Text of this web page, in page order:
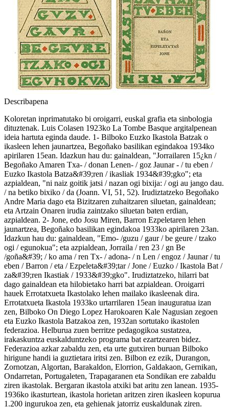
Describapena
Koloretan inprimatutako bi oroigarri, euskal grafia eta sinbologia
dituztenak. Luis Colasen 1923ko La Tombe Basque argitalpenean
ideia hartuta eginda daude. 1- Bilboko Euzko Ikastola Batzak o
ikasleen lehen jaunartzea, Begoñako basilikan egindakoa 1934ko
apirilaren 15ean. Idazkun hau du: gainaldean, "Jorrailaren 15¿kn /
Begoñako Amaren Txa- / donan Lenen- / goz Jaunar - / tu eben /
Euzko Ikastola Batza&#39;ren / ikasliak 1934&#39;gko"; eta
azpialdean, "ni naiz goitik jatsi / nazan ogi bixija: / ogi au jango dau.
/ na betiko bixiko / da (Joann. VI, 51, 52). Irudiztatzeko Begoñako
Andre Maria dago eta Bizitzaren zuhaitzaren siluetan, gainaldean;
eta Artzain Onaren irudia zaintzako siluetan baten erdian,
azpialdean. 2- Jone, edo Josu Miren, Barron Ezpeletaren lehen
jaunartzea, Begoñako basilikan egindakoa 1933ko apirilaren 23an.
Idazkun hau du: gainaldean, "Emo- /guzu / gaur / be geure / tzako
ogi / egunokua"; eta azpialdean, Jorraila / ren 23 / gn Be
/goña&#39; / ko ama / ren Tx- / adona- / n Len / engoz / Jaunar / tu
eben / Barron / eta / Ezpeleta&#39;tar / Jone / Euzko / Ikastola Bat /
za&#39;ren Ikastiak / 1933&#39;gko". Irudiztatzeko, hilarri bat
dago gainaldean eta hilobietako harri bat azpialdean. Oroigarri
hauek Errotatxueta Ikastolako lehen mailako ikasleenak dira.
Errotatxueta Ikastola 1933ko urtarrilaren 15ean inauguratua izan
zen, Bilboko On Diego Lopez Harokoaren Kale Nagusian zegoen
eta Euzko Ikastola Batzakoa zen, 1932an sortutako ikastolen
federazioa. Helburua zuen berritze pedagogikoa sustatzea,
irakaskuntza euskalduntzeko programa bat ezartzearen bidez.
Federazioa azkar zabaldu zen, eta urte gutxiren buruan Bilboko
hirigune handi ia guztietara iritsi zen. Bilbon ez ezik, Durangon,
Zornotzan, Algortan, Barakaldon, Elorrion, Galdakaon, Gernikan,
Ondarretan, Portugaleten, Trapagaranen eta Sondikan ere zabaldu
ziren ikastolak. Bergaran ikastola atxiki bat aritu zen lanean. 1935-
1936ko ikasturtean, ikastola horietan aritzen ziren ikasleen kopurua
1.200 ingurukoa zen, eta gehienak jatorriz euskaldunak ziren.